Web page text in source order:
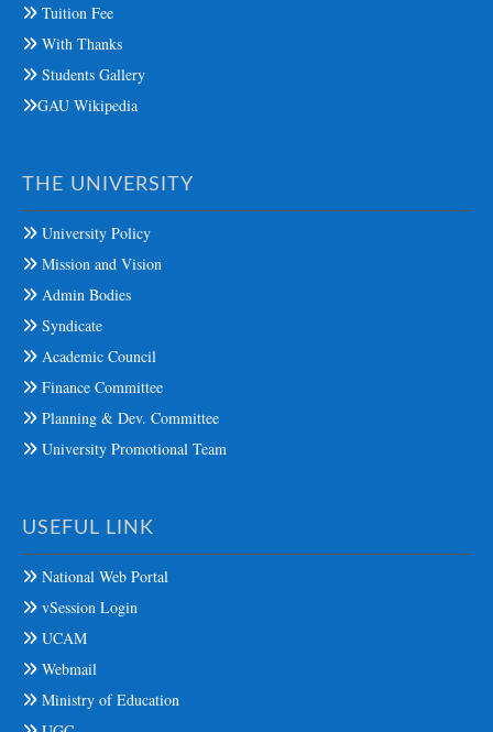
Tuition Fee
With Thanks
Students Gallery
GAU Wikipedia
THE UNIVERSITY
University Policy
Mission and Vision
Admin Bodies
Syndicate
Academic Council
Finance Committee
Planning & Dev. Committee
University Promotional Team
USEFUL LINK
National Web Portal
vSession Login
UCAM
Webmail
Ministry of Education